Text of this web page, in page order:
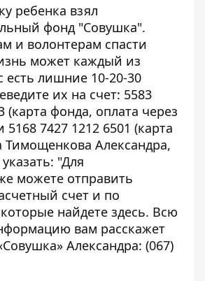
ребенка взял
фонд "Совушка".
и волонтерам спасти
может каждый из
есть лишние 10-20-30
их на счет: 5583
(карта фонда, оплата через
7427 1212 6501 (карта
Александра,
"Для
можете отправить
счет и по
найдете здесь. Всю
вам расскажет
Александра: (067)